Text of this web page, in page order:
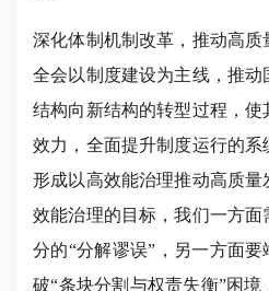
深化体制机制改革，推动高质
全会以制度建设为主线，推
结构向新结构的转型过程，使
效力，全面提升制度运行的系
形成以高效能治理推动高质
效能治理的目标，我们一方面
分的“分解谬误”，另一方面
破“条块分割与权责失衡”困